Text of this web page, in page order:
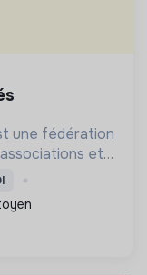
une fédération
et
l'abandon